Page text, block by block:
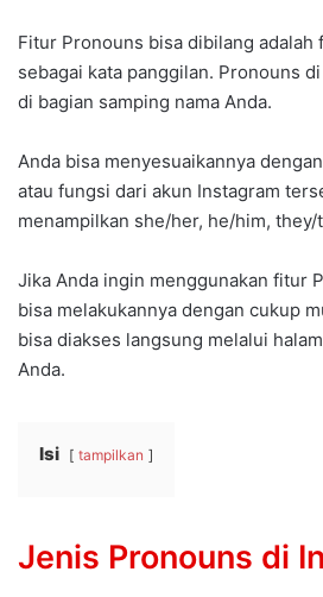
Fitur Pronouns bisa dibilang adalah
sebagai kata panggilan. Pronouns
di bagian samping nama Anda.
Anda bisa menyesuaikannya
atau fungsi dari akun Instagram
menampilkan she/her, he/him,
Jika Anda ingin menggunakan fitur
bisa melakukannya dengan cukup
bisa diakses langsung melalui
Anda.
Isi tampilkan
Jenis Pronouns di